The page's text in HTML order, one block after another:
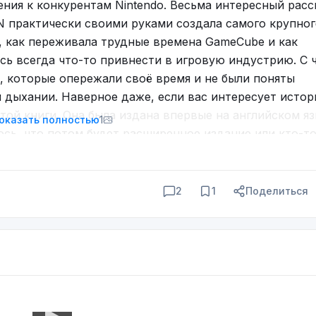
к конкурентам Nintendo. Весьма интересный
своими руками создала самого
переживала трудные времена GameCube и как
всегда что-то привнести в игровую индустрию. С
опережали своё время и не были поняты
Наверное даже, если вас интересует
книги. Она была издана впервые на английском
начала 10-х годов было возвращение с
не получается. Удобная недорогая консоль
очень получилось с PSP Vita, но они уже выпустили
облачный гейминг.
Джефф Райан книгу написал легко. Если в той же
желательно не отвлекаться, то тут произведение
полностью1
2 1 Поделиться